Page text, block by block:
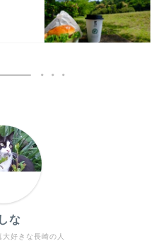
好きな長崎の人
な